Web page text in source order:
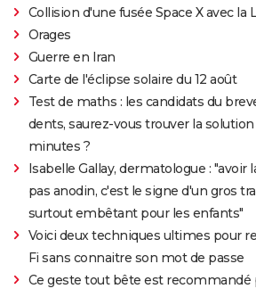
Collision d'une fusée Space X avec la
Orages
Guerre en Iran
Carte de l'éclipse solaire du 12 août
Test de maths : les candidats du
dents, saurez-vous trouver la
minutes ?
Isabelle Gallay, dermatologue : "avoir
pas anodin, c'est le signe d'un gros
surtout embêtant pour les enfants"
Voici deux techniques ultimes pour
Fi sans connaitre son mot de passe
Ce geste tout bête est recommandé